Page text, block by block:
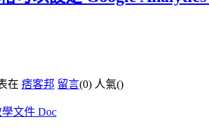
在 痞客邦 留言(0) 人氣()
文件 Doc